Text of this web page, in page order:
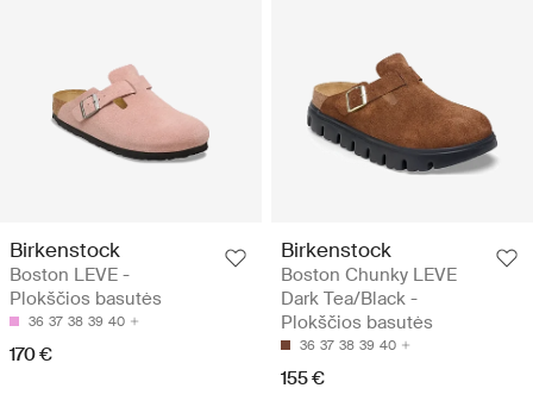
Birkenstock
Boston LEVE -
Plokščios basutės
36 37 38 39 40
170 €
Birkenstock
Boston Chunky LEVE
Dark Tea/Black -
Plokščios basutės
36 37 38 39 40
155 €